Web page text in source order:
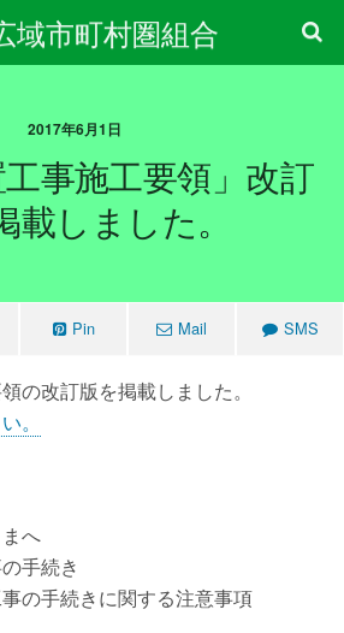
域市町村圏組合
2017年6月1日
工事施工要領」改訂
載しました。
Pin Mail SMS
の改訂版を掲載しました。
。
へ
手続き
手続きに関する注意事項